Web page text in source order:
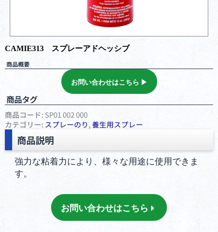
CAMIE313 スプレーアドヘッシブ
商品概要
お問い合わせはこちら ▶︎
商品タグ
商品コード:SP01 002 000
カテゴリー: スプレーのり,養⽣⽤スプレー
商品説明
強力な粘着力により、様々な用途に使用できま
す。
お問い合わせはこちら